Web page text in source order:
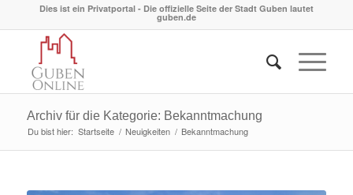
Dies ist ein Privatportal - Die offizielle Seite der Stadt Guben lautet
guben.de
Archiv für die Kategorie: Bekanntmachung
Du bist hier: Startseite / Neuigkeiten / Bekanntmachung